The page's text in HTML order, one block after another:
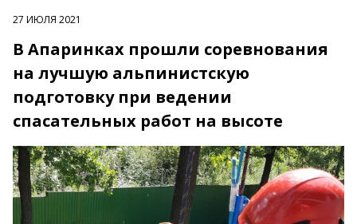
27 ИЮЛЯ 2021
В Апаринках прошли соревнования
на лучшую альпинистскую
подготовку при ведении
спасательных работ на высоте